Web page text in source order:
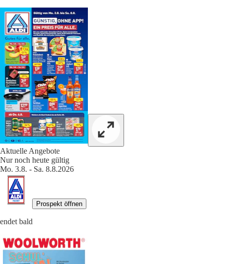
Aktuelle Angebote
Nur noch heute gültig
Mo. 3.8. - Sa. 8.8.2026
Prospekt öffnen
endet bald